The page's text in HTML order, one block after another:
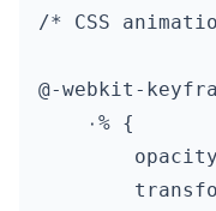
/* CSS
@-webkit-
    ۰% {